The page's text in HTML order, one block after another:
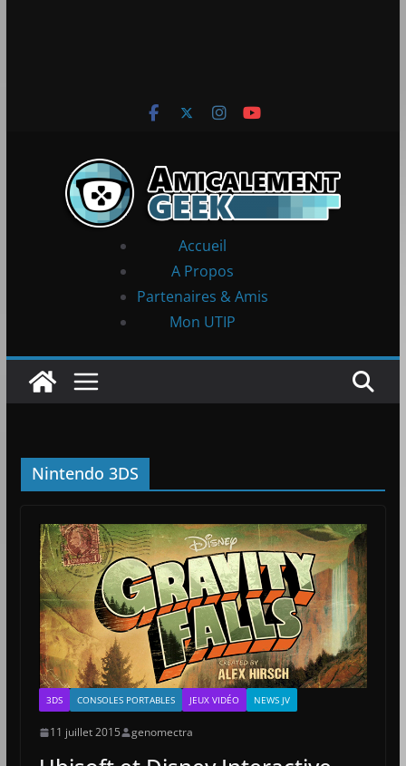
Accueil
A Propos
Partenaires & Amis
Mon UTIP
Nintendo 3DS
3DS CONSOLES PORTABLES JEUX VIDÉO NEWS JV
11 juillet 2015 genomectra